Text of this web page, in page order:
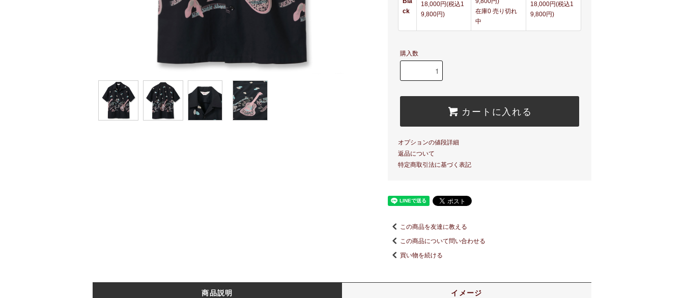
ck
18,000円(税込1
9,800円)
在庫0 売り切れ
中
18,000円(税込1
9,800円)
購入数
カートに入れる
オプションの値段詳細
返品について
特定商取引法に基づく表記
この商品を友達に教える
この商品について問い合わせる
買い物を続ける
商品説明 イメージ